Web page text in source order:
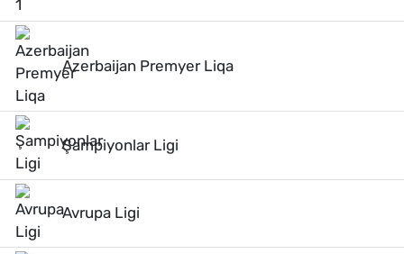
Azerbaijan Premyer Liqa
Şampiyonlar Ligi
Avrupa Ligi